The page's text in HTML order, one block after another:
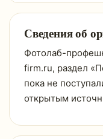
Сведения об
Фотолаб-
firm.ru, раздел
пока не
открытым